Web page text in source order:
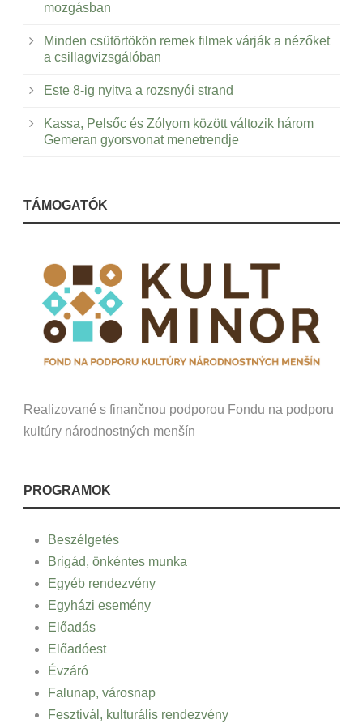
mozgásban
Minden csütörtökön remek filmek várják a nézőket
a csillagvizsgálóban
Este 8-ig nyitva a rozsnyói strand
Kassa, Pelsőc és Zólyom között változik három
Gemeran gyorsvonat menetrendje
TÁMOGATÓK
Realizované s finančnou podporou Fondu na podporu
kultúry národnostných menšín
PROGRAMOK
Beszélgetés
Brigád, önkéntes munka
Egyéb rendezvény
Egyházi esemény
Előadás
Előadóest
Évzáró
Falunap, városnap
Fesztivál, kulturális rendezvény